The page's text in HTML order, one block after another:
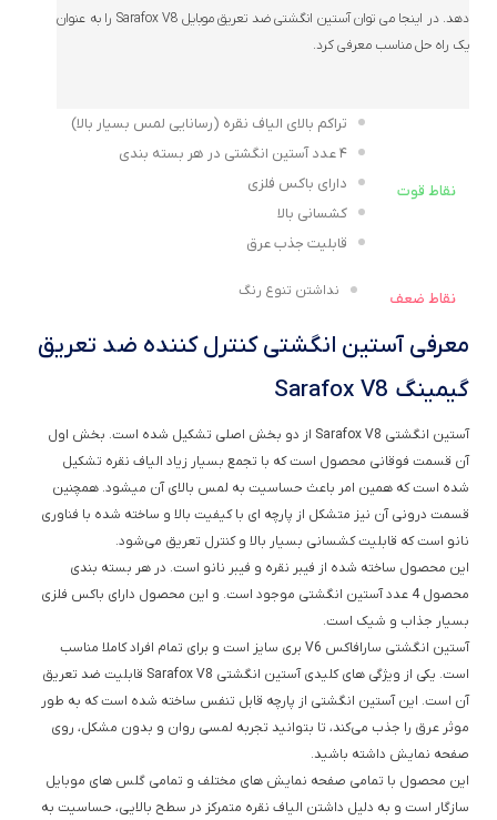
یک راه حل مناسب معرفی کرد.
۴ عدد آستین انگشتی در هر بسته بندی
دارای باکس فلزی
کشسانی بالا
قابلیت جذب عرق
گیمینگ Sarafox V8
آن قسمت فوقانی محصول است که با تجمع بسیار زیاد الیاف نقره تشکیل
شده است که همین امر باعث حساسیت به لمس بالای آن میشود. همچنین
قسمت درونی آن نیز متشکل از پارچه ای با کیفیت بالا و ساخته شده با فناوری
نانو است که قابلیت کشسانی بسیار بالا و کنترل تعریق می‌شود.
این محصول ساخته شده از فیبر نقره و فیبر نانو است. در هر بسته بندی
محصول 4 عدد آستین انگشتی موجود است. و این محصول دارای باکس فلزی
بسیار جذاب و شیک است.
است. یکی از ویژگی های کلیدی آستین انگشتی Sarafox V8 قابلیت ضد تعریق
آن است. این آستین انگشتی از پارچه قابل تنفس ساخته شده است که به طور
موثر عرق را جذب می‌کند، تا بتوانید تجربه لمسی روان و بدون مشکل، روی
صفحه نمایش داشته باشید.
این محصول با تمامی صفحه نمایش های مختلف و تمامی گلس های موبایل
سازگار است و به دلیل داشتن الیاف نقره متمرکز در سطح بالایی، حساسیت به
لمس بسیار بالایی دارد.